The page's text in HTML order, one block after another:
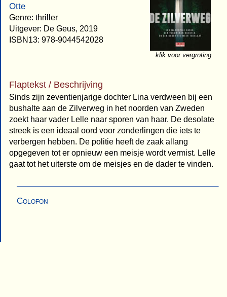
klik voor vergroting
Otte
Genre: thriller
Uitgever: De Geus, 2019
ISBN13: 978-9044542028
Flaptekst / Beschrijving
Sinds zijn zeventienjarige dochter Lina verdween bij een
bushalte aan de Zilverweg in het noorden van Zweden
zoekt haar vader Lelle naar sporen van haar. De desolate
streek is een ideaal oord voor zonderlingen die iets te
verbergen hebben. De politie heeft de zaak allang
opgegeven tot er opnieuw een meisje wordt vermist. Lelle
gaat tot het uiterste om de meisjes en de dader te vinden.
Colofon